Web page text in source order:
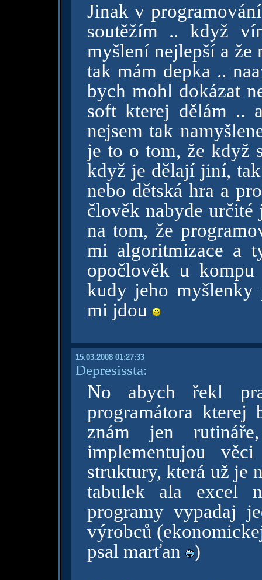
Jinak v
soutěžím .. když
myšlení nejlepší a že
tak mám depka ..
bych mohl dokázat
soft kterej dělám ..
nejsem tak
je to o tom, že když
když je dělají jiní,
nebo dětská hra a
člověk nabyde
na tom, že
mi algoritmizace a
opočlověk u
kudy jeho
mi jdou
15.03.2008 01:27:33
Depresissta:
No abych řekl
programátora
znám jen
implementujou
struktury, která už je
tabulek ala excel
programy vypadaj
výrobců
psal marťan
)